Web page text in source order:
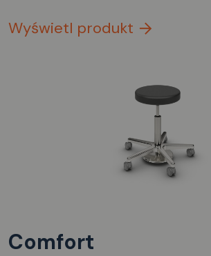
Wyświetl produkt
Comfort